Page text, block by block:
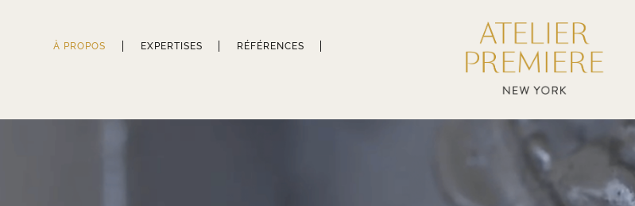
À PROPOS EXPERTISES RÉFÉRENCES